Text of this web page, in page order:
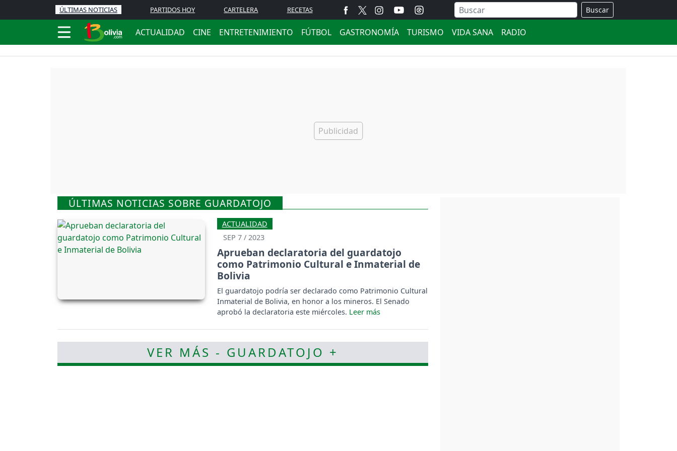
ÚLTIMAS NOTICIAS PARTIDOS HOY CARTELERA RECETAS Buscar
ACTUALIDAD CINE ENTRETENIMIENTO FÚTBOL GASTRONOMÍA TURISMO VIDA SANA RADIO
ÚLTIMAS NOTICIAS SOBRE GUARDATOJO
ACTUALIDAD
SEP 7 / 2023
Aprueban declaratoria del guardatojo
como Patrimonio Cultural e Inmaterial de
Bolivia
El guardatojo podría ser declarado como Patrimonio Cultural
Inmaterial de Bolivia, en honor a los mineros. El Senado
aprobó la declaratoria este miércoles.
VER MÁS - GUARDATOJO +